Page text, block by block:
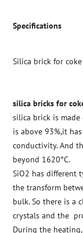
Specifications
Silica brick for
silica bricks for
silica brick is
is above 93%,it
conductivity. And
beyond 1620°C.
SiO2 has different
the transform
bulk. So there is a
crystals and the
During the